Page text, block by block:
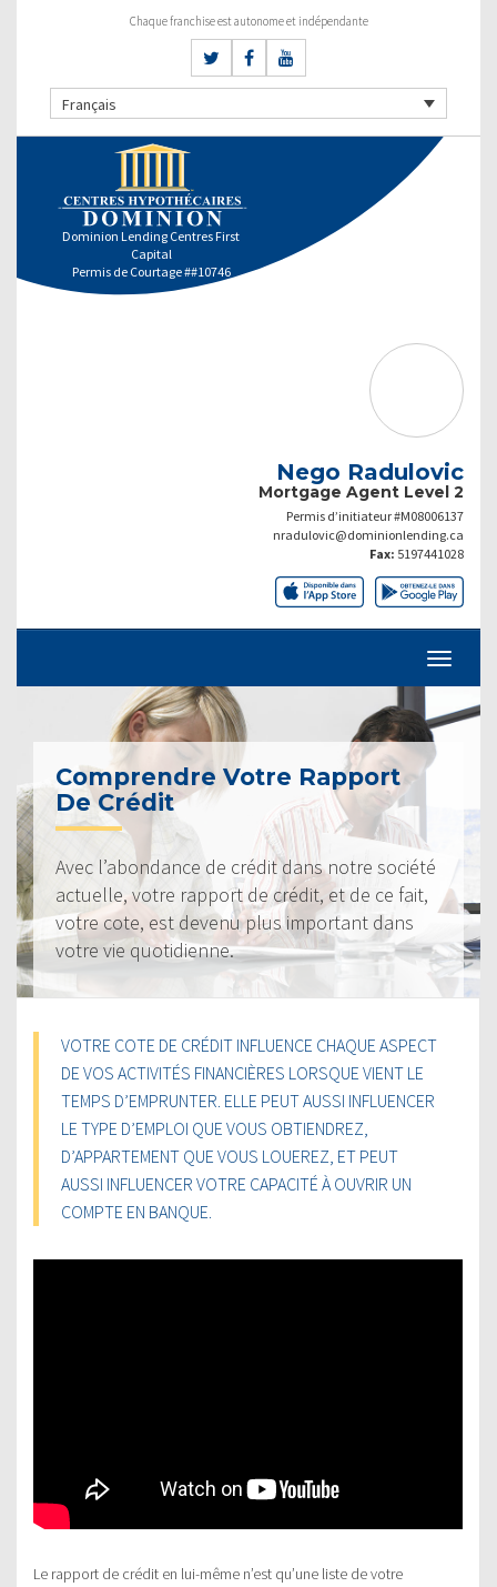
Chaque franchise est autonome et indépendante
Français
Dominion Lending Centres First
Capital
Permis de Courtage ##10746
Nego Radulovic
Mortgage Agent Level 2
Permis d’initiateur #M08006137
nradulovic@dominionlending.ca
Fax: 5197441028
Comprendre Votre Rapport
De Crédit
Avec l’abondance de crédit dans notre société
actuelle, votre rapport de crédit, et de ce fait,
votre cote, est devenu plus important dans
votre vie quotidienne.
VOTRE COTE DE CRÉDIT INFLUENCE CHAQUE ASPECT
DE VOS ACTIVITÉS FINANCIÈRES LORSQUE VIENT LE
TEMPS D’EMPRUNTER. ELLE PEUT AUSSI INFLUENCER
LE TYPE D’EMPLOI QUE VOUS OBTIENDREZ,
D’APPARTEMENT QUE VOUS LOUEREZ, ET PEUT
AUSSI INFLUENCER VOTRE CAPACITÉ À OUVRIR UN
COMPTE EN BANQUE.
Le rapport de crédit en lui-même n’est qu’une liste de votre